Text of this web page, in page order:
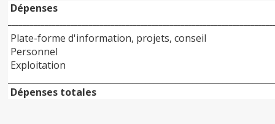
Dépenses
Plate-forme d'information, projets, conseil
Personnel
Exploitation
Dépenses totales